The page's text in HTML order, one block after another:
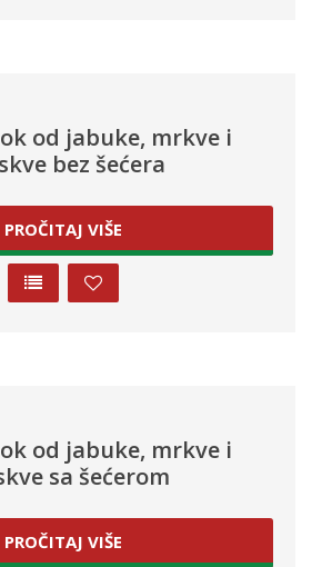
od jabuke, mrkve i
bez šećera
PROČITAJ VIŠE
od jabuke, mrkve i
sa šećerom
PROČITAJ VIŠE